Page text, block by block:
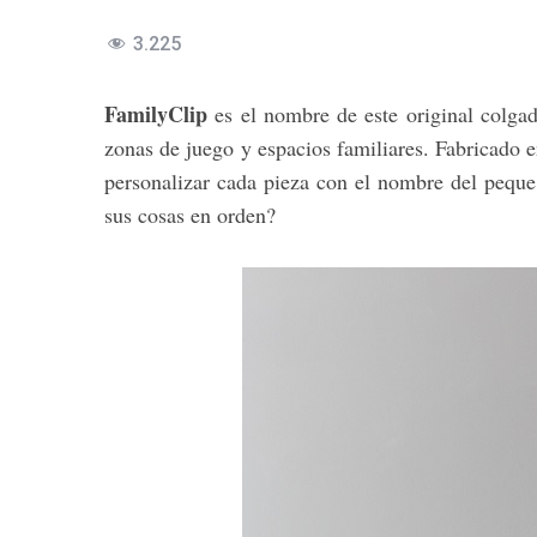
3.225
FamilyClip es el nombre de este original
zonas de juego y espacios familiares. Fabricado
personalizar cada pieza con el nombre del
sus cosas en orden?